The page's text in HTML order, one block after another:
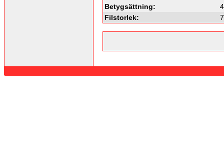
Betygsättning:
Filstorlek: